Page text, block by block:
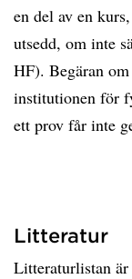
en del av en
utsedd, om inte
HF). Begäran
institutionen för
ett prov får inte
Litteratur
Litteraturlistan